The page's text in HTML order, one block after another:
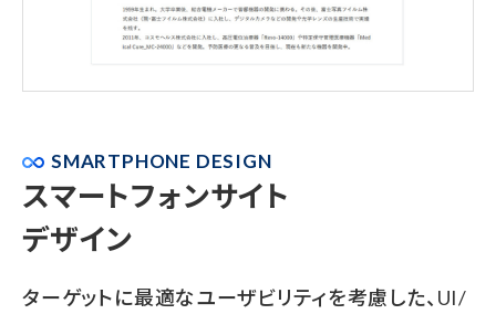
SMARTPHONE DESIGN
スマートフォンサイト
デザイン
ターゲットに最適なユーザビリティを考慮した、UI/